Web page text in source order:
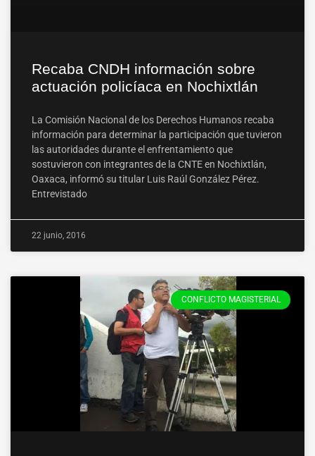
Recaba CNDH información sobre
actuación policíaca en Nochixtlán
La Comisión Nacional de los Derechos Humanos recaba
información para determinar la participación que tuvieron
las autoridades durante el enfrentamiento que
sostuvieron con integrantes de la CNTE en Nochixtlán,
Oaxaca, informó su titular Luis Raúl González Pérez.
Entrevistado
22 junio, 2016
CONFLICTO MAGISTERIAL